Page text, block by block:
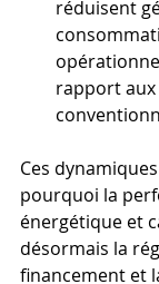
réduisent
rapport
Ces
pourquoi la
énergétique et
désormais la
financement et